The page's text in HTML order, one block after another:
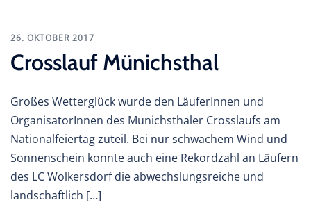
26. OKTOBER 2017
Crosslauf Münichsthal
Großes Wetterglück wurde den LäuferInnen und
OrganisatorInnen des Münichsthaler Crosslaufs am
Nationalfeiertag zuteil. Bei nur schwachem Wind und
Sonnenschein konnte auch eine Rekordzahl an Läufern
des LC Wolkersdorf die abwechslungsreiche und
landschaftlich […]